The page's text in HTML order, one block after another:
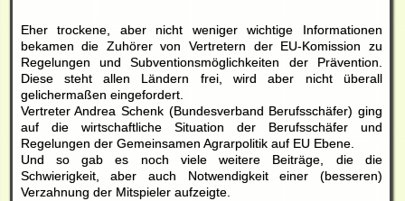
Eher trockene, aber nicht weniger wichtige Informationen
bekamen die Zuhörer von Vertretern der EU-Komission zu
Regelungen und Subventionsmöglichkeiten der Prävention.
Diese steht allen Ländern frei, wird aber nicht überall
gelichermaßen eingefordert.
Vertreter Andrea Schenk (Bundesverband Berufsschäfer) ging
auf die wirtschaftliche Situation der Berufsschäfer und
Regelungen der Gemeinsamen Agrarpolitik auf EU Ebene.
Und so gab es noch viele weitere Beiträge, die die
Schwierigkeit, aber auch Notwendigkeit einer (besseren)
Verzahnung der Mitspieler aufzeigte.